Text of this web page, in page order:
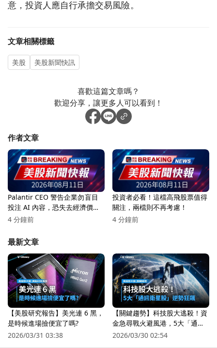
意，投資人應自行承擔交易風險。
文章相關標籤
美股 美股新聞快訊
喜歡這篇文章嗎？
歡迎分享，讓更多人可以看到！
作者文章
Palantir CEO 警告企業勿盲目
投注 AI 內容，恐失去經濟價
值！
4 分鐘前
投資者必看！這檔高飛股票值得
關注，兩檔則不再考慮！
4 分鐘前
最新文章
【美股研究報告】美光連 6 黑，
是時候進場撿便宜了嗎?
2026/03/31 03:38
【關鍵趨勢】科技股大逃殺！資
金急尋戰火避風港，5大「通訊
衛星股」逆勢狂飆
2026/03/30 02:54